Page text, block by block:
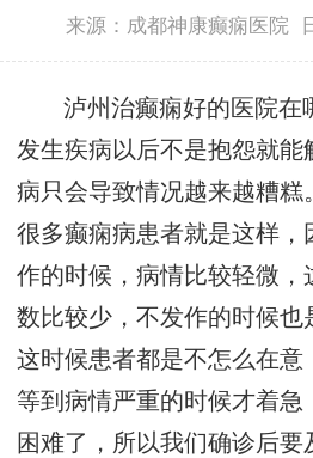
来源：成都神康癫痫医院
泸州治癫痫好的医院在
发生疾病以后不是抱怨就能
病只会导致情况越来越糟糕
很多癫痫病患者就是这样，
作的时候，病情比较轻微，
数比较少，不发作的时候也
这时候患者都是不怎么在意
等到病情严重的时候才着急
困难了，所以我们确诊后